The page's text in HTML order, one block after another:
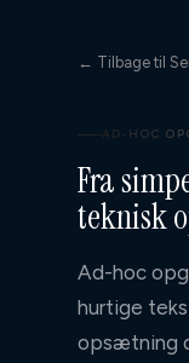
↳ Shopify Growth
↳ Shopify Advisory
↳ Projekt
Services
← Tilbage til
AD-HOC
Fra
teknisk
Ad-hoc
hurtige
opsætning